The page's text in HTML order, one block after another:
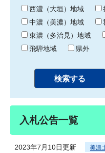
り 西濃（大垣）地域
中濃（美濃）地域
東濃（多治見）地域
飛騨地域
県外
入札公告一覧
2023年7月10日更新 美濃